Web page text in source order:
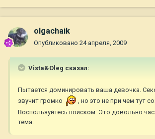
olgachaik
Опубликовано 24 апреля, 2009
Vista&Oleg сказал:
Пытается доминировать ваша девочка.
звучит громко
, но это не при чем тут
Воспользуйтесь поиском. Это довольно
тема.